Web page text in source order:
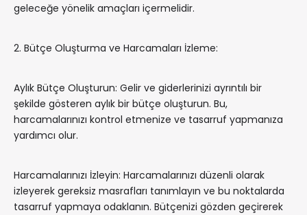
geleceğe yönelik amaçları içermelidir.
2. Bütçe Oluşturma ve Harcamaları İzleme:
Aylık Bütçe Oluşturun: Gelir ve giderlerinizi ayrıntılı bir
şekilde gösteren aylık bir bütçe oluşturun. Bu,
harcamalarınızı kontrol etmenize ve tasarruf yapmanıza
yardımcı olur.
Harcamalarınızı İzleyin: Harcamalarınızı düzenli olarak
izleyerek gereksiz masrafları tanımlayın ve bu noktalarda
tasarruf yapmaya odaklanın. Bütçenizi gözden geçirerek